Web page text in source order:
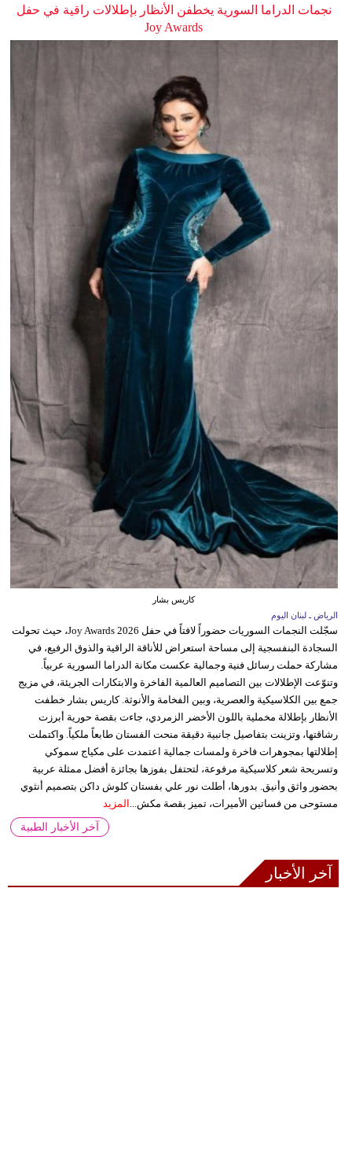
نجمات الدراما السورية يخطفن الأنظار بإطلالات راقية في حفل
Joy Awards
كاريس بشار
الرياض ـ لبنان اليوم
سجّلت النجمات السوريات حضوراً لافتاً في حفل Joy Awards 2026، حيث تحولت
السجادة البنفسجية إلى مساحة استعراض للأناقة الراقية والذوق الرفيع، في
مشاركة حملت رسائل فنية وجمالية عكست مكانة الدراما السورية عربياً.
وتنوّعت الإطلالات بين التصاميم العالمية الفاخرة والابتكارات الجريئة، في مزيج
جمع بين الكلاسيكية والعصرية، وبين الفخامة والأنوثة. كاريس بشار خطفت
الأنظار بإطلالة مخملية باللون الأخضر الزمردي، جاءت بقصة حورية أبرزت
رشاقتها، وتزينت بتفاصيل جانبية دقيقة منحت الفستان طابعاً ملكياً. واكتملت
إطلالتها بمجوهرات فاخرة ولمسات جمالية اعتمدت على مكياج سموكي
وتسريحة شعر كلاسيكية مرفوعة، لتحتفل بفوزها بجائزة أفضل ممثلة عربية
بحضور واثق وأنيق. بدورها، أطلت نور علي بفستان كلوش داكن بتصميم أنثوي
مستوحى من فساتين الأميرات، تميز بقصة مكش...
المزيد
آخر الأخبار الطبية
آخر الأخبار